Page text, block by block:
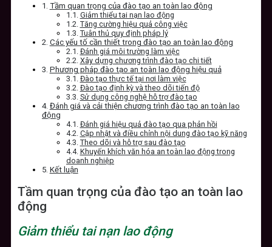
Tầm quan trọng của đào tạo an toàn lao động
Giảm thiểu tai nạn lao động
Tăng cường hiệu quả công việc
Tuân thủ quy định pháp lý
Các yếu tố cần thiết trong đào tạo an toàn lao động
Đánh giá môi trường làm việc
Xây dựng chương trình đào tạo chi tiết
Phương pháp đào tạo an toàn lao động hiệu quả
Đào tạo thực tế tại nơi làm việc
Đào tạo định kỳ và theo dõi tiến độ
Sử dụng công nghệ hỗ trợ đào tạo
Đánh giá và cải thiện chương trình đào tạo an toàn lao
động
Đánh giá hiệu quả đào tạo qua phản hồi
Cập nhật và điều chỉnh nội dung đào tạo kỹ năng
Theo dõi và hỗ trợ sau đào tạo
Khuyến khích văn hóa an toàn lao động trong
doanh nghiệp
Kết luận
Tầm quan trọng của đào tạo an toàn lao
động
Giảm thiểu tai nạn lao động